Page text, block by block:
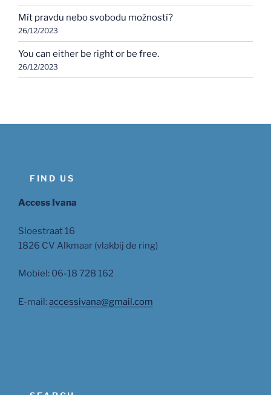
Mít pravdu nebo svobodu možností?
26/12/2023
You can either be right or be free.
26/12/2023
FIND US
Access Ivana
Sloestraat 16
1826 CV Alkmaar (vlakbij de ring)
Mobiel: 06-18 728 162
E-mail:accessivana@gmail.com